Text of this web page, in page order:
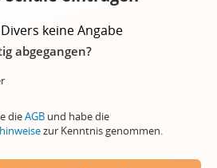
Divers keine Angabe
abgegangen?
dieAGB und habe die
zur Kenntnis genommen.